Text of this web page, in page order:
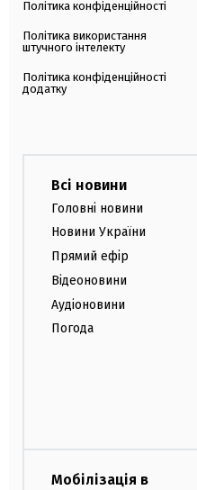
Політика конфіденційності
Політика використання
штучного інтелекту
Політика конфіденційності
додатку
Всі новини
Головні новини
Новини України
Прямий ефір
Відеоновини
Аудіоновини
Погода
Мобілізація в